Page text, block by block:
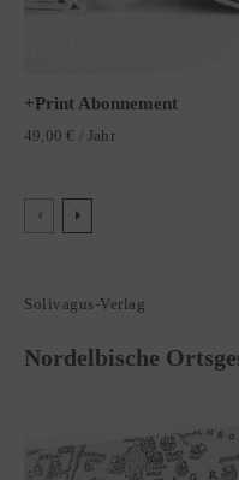
+Print Abonnement
49,00€ / Jahr
Solivagus-Verlag
Nordelbische